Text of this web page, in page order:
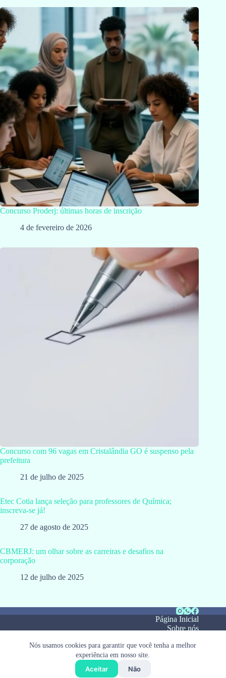
Nós usamos cookies para garantir que você tenha a melhor
experiência em nosso site.
Aceitar Não
Concurso Proderj: últimas horas de inscrição
4 de fevereiro de 2026
Concurso com 96 vagas em Cristalândia GO é suspenso pela
prefeitura
21 de julho de 2025
Etec Cotia lança seleção para professores de Química;
inscreva-se já!
27 de agosto de 2025
CBMERJ: um olhar sobre as carreiras e desafios na
corporação
12 de julho de 2025
Página Inicial
Sobre nós
Webstory
Política de privacidade